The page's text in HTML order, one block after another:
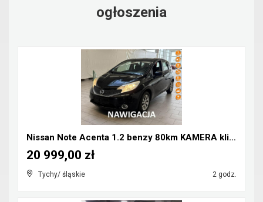
ogłoszenia
Nissan Note Acenta 1.2 benzy 80km KAMERA klima NAV...
Tychy/ śląskie 2 godz.
20 999,00 zł